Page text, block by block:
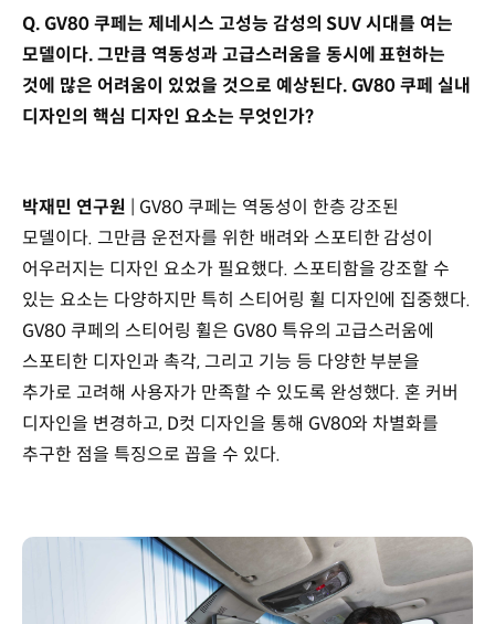
Q. GV80 쿠페는 제네시스 고성능 감성의 SUV 시대를 여는
모델이다. 그만큼 역동성과 고급스러움을 동시에 표현하는
것에 많은 어려움이 있었을 것으로 예상된다. GV80 쿠페 실내
디자인의 핵심 디자인 요소는 무엇인가?
박재민 연구원 | GV80 쿠페는 역동성이 한층 강조된
모델이다. 그만큼 운전자를 위한 배려와 스포티한 감성이
어우러지는 디자인 요소가 필요했다. 스포티함을 강조할 수
있는 요소는 다양하지만 특히 스티어링 휠 디자인에 집중했다.
GV80 쿠페의 스티어링 휠은 GV80 특유의 고급스러움에
스포티한 디자인과 촉각, 그리고 기능 등 다양한 부분을
추가로 고려해 사용자가 만족할 수 있도록 완성했다. 혼 커버
디자인을 변경하고, D컷 디자인을 통해 GV80와 차별화를
추구한 점을 특징으로 꼽을 수 있다.